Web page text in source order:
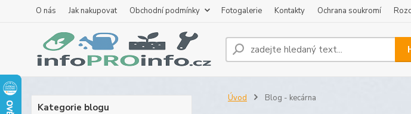
O nás Jak nakupovat Obchodní podmínky Fotogalerie Kontakty Ochrana soukromí
Kategorie blogu
Úvod Blog - kecárna